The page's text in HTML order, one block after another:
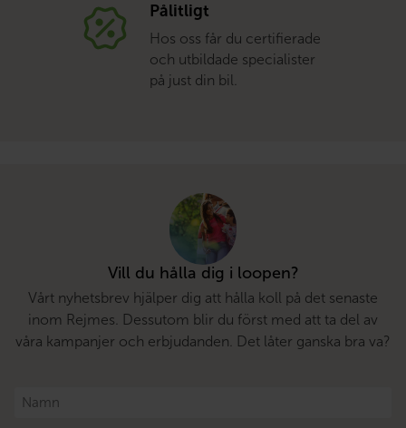
Pålitligt
Hos oss får du certifierade
och utbildade specialister
på just din bil.
Vill du hålla dig i loopen?
Vårt nyhetsbrev hjälper dig att hålla koll på det senaste
inom Rejmes. Dessutom blir du först med att ta del av
våra kampanjer och erbjudanden. Det låter ganska bra va?
Namn